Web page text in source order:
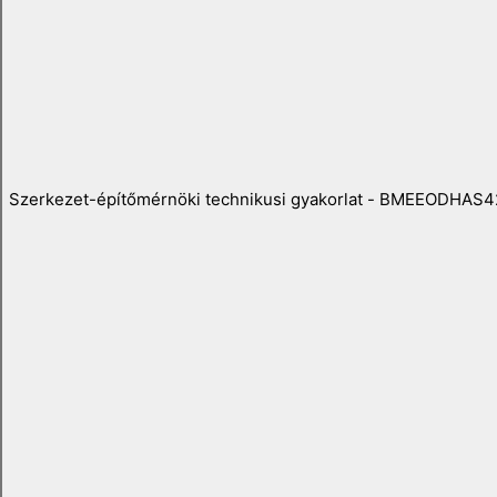
Szerkezet-építőmérnöki technikusi gyakorlat -